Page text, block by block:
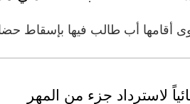
أب طالب فيها بإسقاط
لاسترداد جزء من المهر